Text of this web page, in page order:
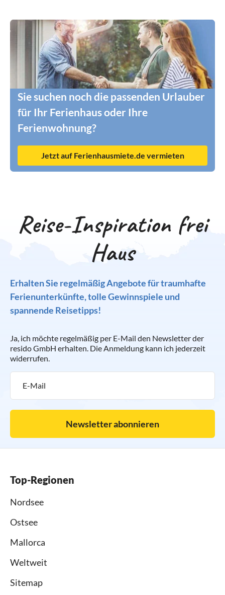
Sie suchen noch die passenden Urlauber
für Ihr Ferienhaus oder Ihre
Ferienwohnung?
Jetzt auf Ferienhausmiete.de vermieten
Reise-Inspiration frei
Haus
Erhalten Sie regelmäßig Angebote für traumhafte
Ferienunterkünfte, tolle Gewinnspiele und
spannende Reisetipps!
Ja, ich möchte regelmäßig per E-Mail den Newsletter der
resido GmbH erhalten. Die Anmeldung kann ich jederzeit
widerrufen.
Newsletter abonnieren
Top-Regionen
Nordsee
Ostsee
Mallorca
Weltweit
Sitemap